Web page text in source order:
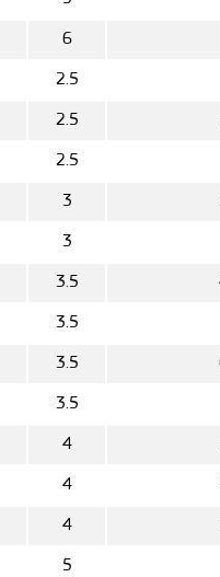
6
2.5
2.5
2.5
3
3
3.5
3.5
3.5
3.5
4
4
4
5